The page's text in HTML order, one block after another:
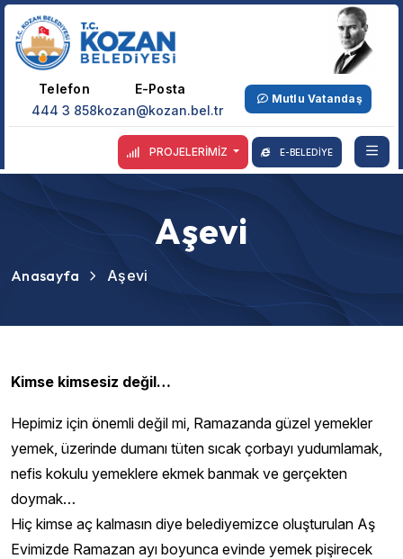
Telefon
444 3 858
E-Posta
kozan@kozan.bel.tr
Mutlu Vatandaş
PROJELERİMİZ E-BELEDİYE
Aşevi
Anasayfa Aşevi
Kimse kimsesiz değil…
Hepimiz için önemli değil mi, Ramazanda güzel yemekler
yemek, üzerinde dumanı tüten sıcak çorbayı yudumlamak,
nefis kokulu yemeklere ekmek banmak ve gerçekten
doymak…
Hiç kimse aç kalmasın diye belediyemizce oluşturulan Aş
Evimizde Ramazan ayı boyunca evinde yemek pişirecek